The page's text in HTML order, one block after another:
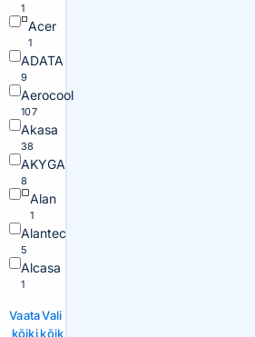
1
Acer
1
ADATA
9
Aerocool
107
Akasa
38
AKYGA
8
Alan
1
Alantec
5
Alcasa
1
Vaata
kõiki
Vali
kõik